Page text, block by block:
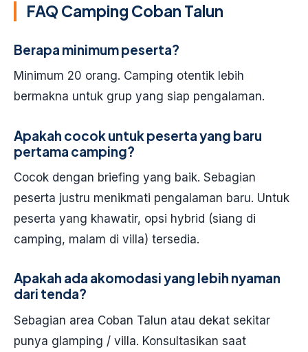
FAQ Camping Coban Talun
Berapa minimum peserta?
Minimum 20 orang. Camping otentik lebih
bermakna untuk grup yang siap pengalaman.
Apakah cocok untuk peserta yang baru
pertama camping?
Cocok dengan briefing yang baik. Sebagian
peserta justru menikmati pengalaman baru. Untuk
peserta yang khawatir, opsi hybrid (siang di
camping, malam di villa) tersedia.
Apakah ada akomodasi yang lebih nyaman
dari tenda?
Sebagian area Coban Talun atau dekat sekitar
punya glamping / villa. Konsultasikan saat